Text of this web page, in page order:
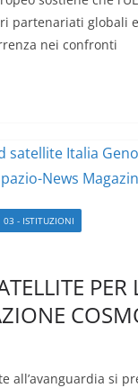
partenariati globali
nei confronti
03 - ISTITUZIONI
PER
all’avanguardia si